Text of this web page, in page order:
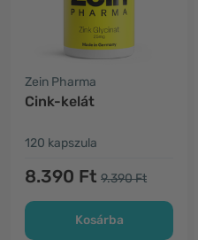
Zein Pharma
Cink-kelát
120 kapszula
8.390 Ft 9.390 Ft
Kosárba